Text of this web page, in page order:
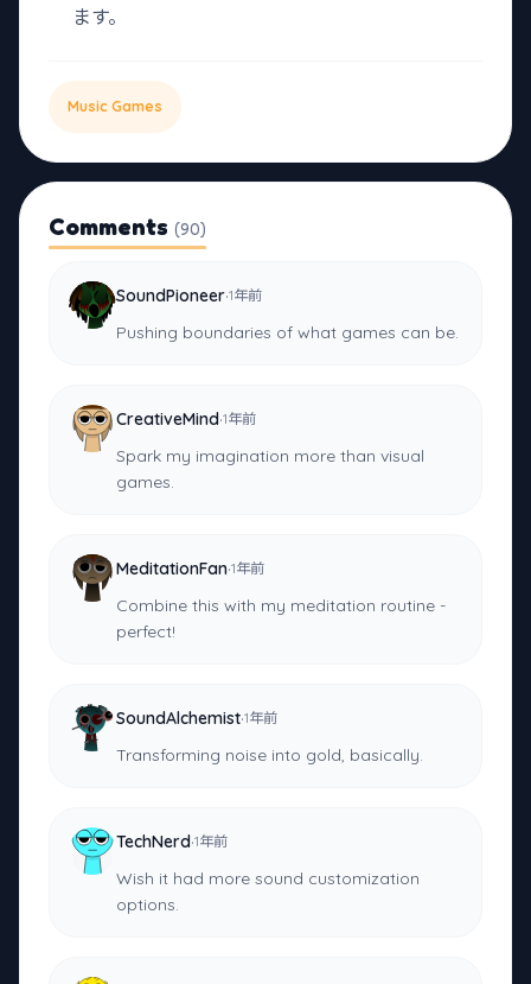
ます。
Music Games
Comments (90)
SoundPioneer·1年前
Pushing boundaries of what games can be.
CreativeMind·1年前
Spark my imagination more than visual
games.
MeditationFan·1年前
Combine this with my meditation routine -
perfect!
SoundAlchemist·1年前
Transforming noise into gold, basically.
TechNerd·1年前
Wish it had more sound customization
options.